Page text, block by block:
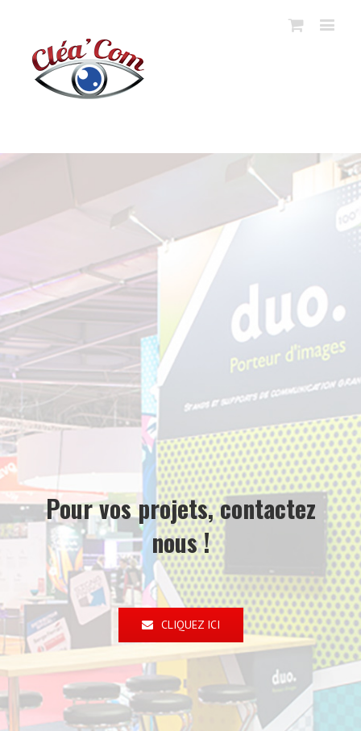
Pour vos projets, contactez
nous !
CLIQUEZ ICI